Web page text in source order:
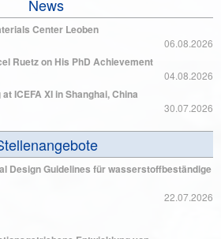
News
Center Leoben
06.08.2026
Ruetz on His PhD Achievement
04.08.2026
ICEFA XI in Shanghai, China
30.07.2026
Design Guidelines für wasserstoffbeständige
22.07.2026